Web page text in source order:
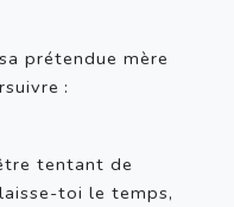
prétendue mère
:
tentant de
toi le temps,